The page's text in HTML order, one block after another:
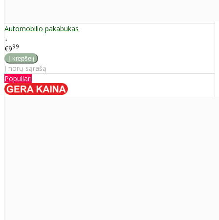
Automobilio pakabukas
..
€999
Į norų sąrašą
Populiari